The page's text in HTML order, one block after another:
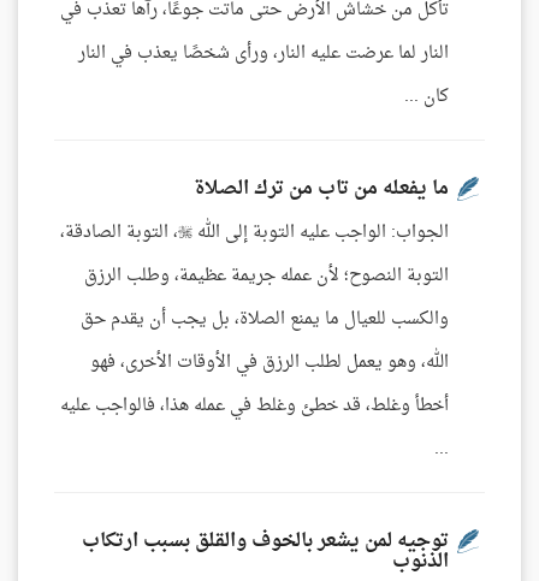
تأكل من خشاش الأرض حتى ماتت جوعًا، رآها تعذب في
النار لما عرضت عليه النار، ورأى شخصًا يعذب في النار
كان ...
ما يفعله من تاب من ترك الصلاة
الجواب: الواجب عليه التوبة إلى الله ، التوبة الصادقة،
التوبة النصوح؛ لأن عمله جريمة عظيمة، وطلب الرزق
والكسب للعيال ما يمنع الصلاة، بل يجب أن يقدم حق
الله، وهو يعمل لطلب الرزق في الأوقات الأخرى، فهو
أخطأ وغلط، قد خطئ وغلط في عمله هذا، فالواجب عليه
...
توجيه لمن يشعر بالخوف والقلق بسبب ارتكاب
الذنوب